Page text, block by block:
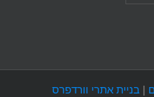
| בניית אתרי וורדפרס